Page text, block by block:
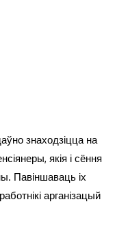
знаходзіцца на
якія і сёння
Павіншаваць іх
арганізацый